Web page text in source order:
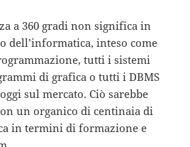
a 360 gradi non significa in
dell’informatica, inteso come
tutti i sistemi
di grafica o tutti i DBMS
sul mercato. Ciò sarebbe
un organico di centinaia di
in termini di formazione e